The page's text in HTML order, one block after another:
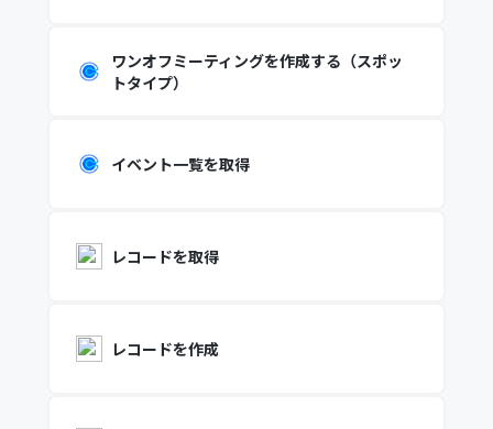
ワンオフミーティングを作成する（スポッ
トタイプ）
イベント一覧を取得
レコードを取得
レコードを作成